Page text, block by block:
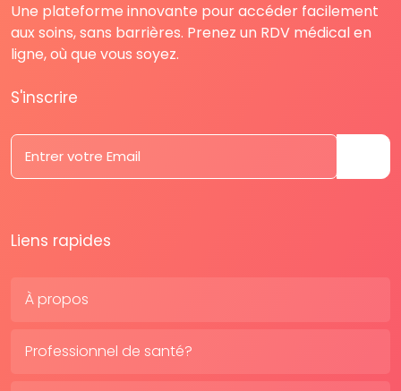
Une plateforme innovante pour accéder facilement
aux soins, sans barrières. Prenez un RDV médical en
ligne, où que vous soyez.
S'inscrire
Liens rapides
À propos
Professionnel de santé?